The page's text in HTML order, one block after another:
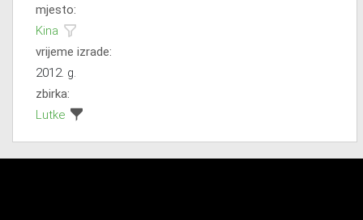
mjesto:
Kina
vrijeme izrade:
2012. g.
zbirka:
Lutke